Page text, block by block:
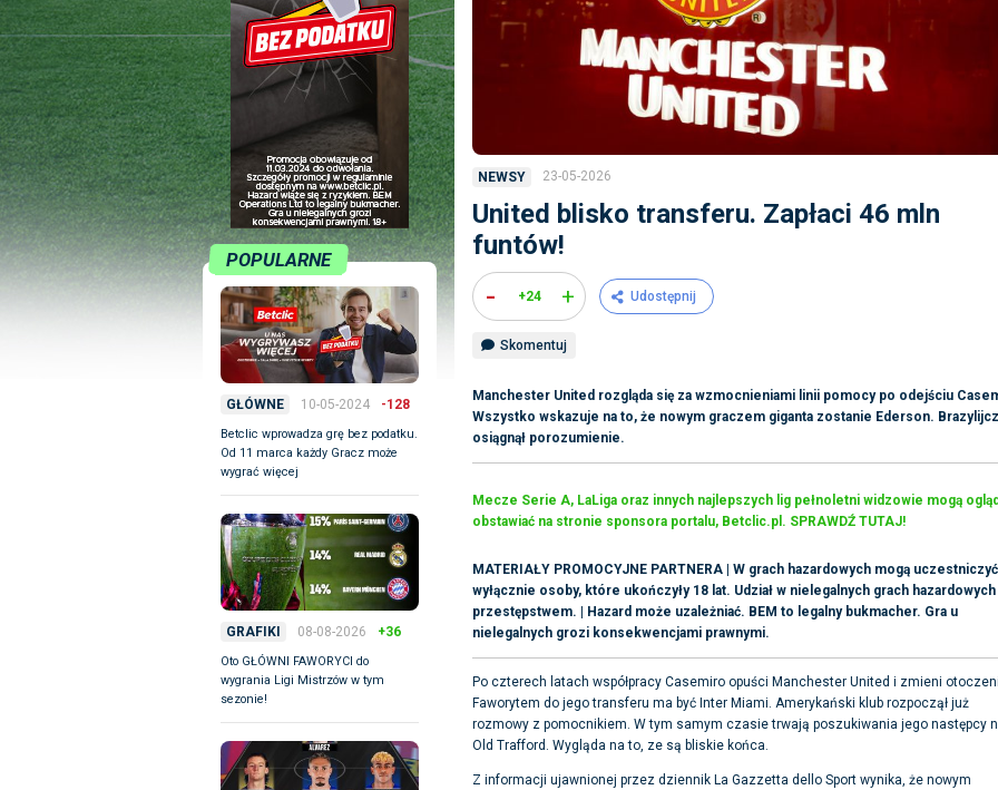
POPULARNE
GŁÓWNE 10-05-2024 -128
Betclic wprowadza grę bez podatku.
Od 11 marca każdy Gracz może
wygrać więcej
GRAFIKI 08-08-2026 +36
Oto GŁÓWNI FAWORYCI do
wygrania Ligi Mistrzów w tym
sezonie!
NEWSY 23-05-2026
United blisko transferu. Zapłaci 46 mln
funtów!
- +24 + Udostępnij
Skomentuj
Manchester United rozgląda się za wzmocnieniami linii pomocy po odejściu
Wszystko wskazuje na to, że nowym graczem giganta zostanie Ederson.
osiągnął porozumienie.
Mecze Serie A, LaLiga oraz innych najlepszych lig pełnoletni widzowie mogą
obstawiać na stronie sponsora portalu, Betclic.pl. SPRAWDŹ TUTAJ!
MATERIAŁY PROMOCYJNE PARTNERA | W grach hazardowych mogą uczestniczyć
wyłącznie osoby, które ukończyły 18 lat. Udział w nielegalnych grach
przestępstwem. | Hazard może uzależniać. BEM to legalny bukmacher. Gra u
nielegalnych grozi konsekwencjami prawnymi.
Po czterech latach współpracy Casemiro opuści Manchester United i zmieni
Faworytem do jego transferu ma być Inter Miami. Amerykański klub rozpoczął już
rozmowy z pomocnikiem. W tym samym czasie trwają poszukiwania jego następcy
Old Trafford. Wygląda na to, ze są bliskie końca.
Z informacji ujawnionej przez dziennik La Gazzetta dello Sport wynika, że nowym